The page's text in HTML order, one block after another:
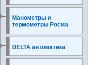
Манометры и
термометры Росма
DELTA автоматика